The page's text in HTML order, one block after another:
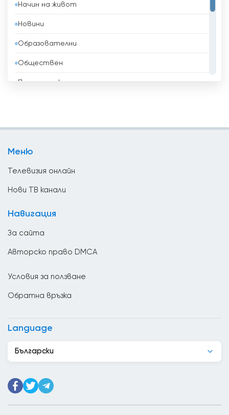
Белгия
Белиз
Бенин
Боливия
Гватемала
Германия
Джибути
Начин на живот
Новини
Образователни
Обществен
Политически
Меню
Телевизия онлайн
Нови ТВ канали
Навигация
За сайта
Авторско право DMCA
Условия за ползване
Обратна връзка
Language
Български